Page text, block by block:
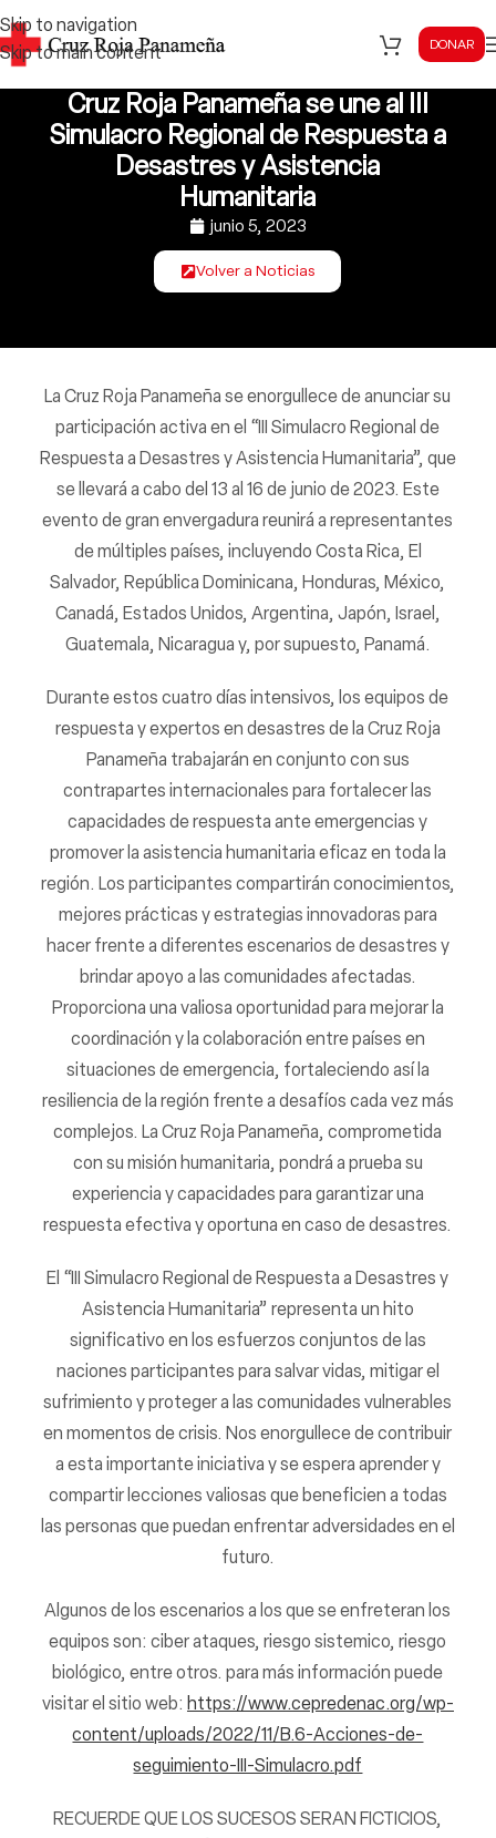
Skip to navigation
Skip to main content
DONAR
Cruz Roja Panameña se une al III
Simulacro Regional de Respuesta a
Desastres y Asistencia
Humanitaria
junio 5, 2023
Volver a Noticias
La Cruz Roja Panameña se enorgullece de anunciar su
participación activa en el “III Simulacro Regional de
Respuesta a Desastres y Asistencia Humanitaria”, que
se llevará a cabo del 13 al 16 de junio de 2023. Este
evento de gran envergadura reunirá a representantes
de múltiples países, incluyendo Costa Rica, El
Salvador, República Dominicana, Honduras, México,
Canadá, Estados Unidos, Argentina, Japón, Israel,
Guatemala, Nicaragua y, por supuesto, Panamá.
Durante estos cuatro días intensivos, los equipos de
respuesta y expertos en desastres de la Cruz Roja
Panameña trabajarán en conjunto con sus
contrapartes internacionales para fortalecer las
capacidades de respuesta ante emergencias y
promover la asistencia humanitaria eficaz en toda la
región. Los participantes compartirán conocimientos,
mejores prácticas y estrategias innovadoras para
hacer frente a diferentes escenarios de desastres y
brindar apoyo a las comunidades afectadas.
Proporciona una valiosa oportunidad para mejorar la
coordinación y la colaboración entre países en
situaciones de emergencia, fortaleciendo así la
resiliencia de la región frente a desafíos cada vez más
complejos. La Cruz Roja Panameña, comprometida
con su misión humanitaria, pondrá a prueba su
experiencia y capacidades para garantizar una
respuesta efectiva y oportuna en caso de desastres.
El “III Simulacro Regional de Respuesta a Desastres y
Asistencia Humanitaria” representa un hito
significativo en los esfuerzos conjuntos de las
naciones participantes para salvar vidas, mitigar el
sufrimiento y proteger a las comunidades vulnerables
en momentos de crisis. Nos enorgullece de contribuir
a esta importante iniciativa y se espera aprender y
compartir lecciones valiosas que beneficien a todas
las personas que puedan enfrentar adversidades en el
futuro.
Algunos de los escenarios a los que se enfreteran los
equipos son: ciber ataques, riesgo sistemico, riesgo
biológico, entre otros. para más información puede
visitar el sitio web: https://www.cepredenac.org/wp-
content/uploads/2022/11/B.6-Acciones-de-
seguimiento-III-Simulacro.pdf
RECUERDE QUE LOS SUCESOS SERAN FICTICIOS,